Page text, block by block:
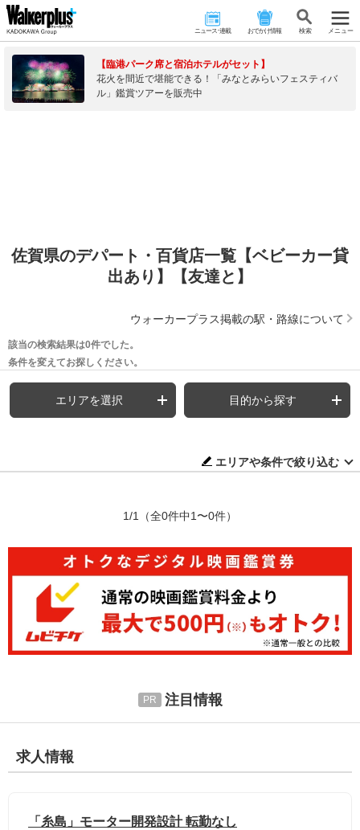
ニュース･連載 おでかけ情報 検 索 メニュー
【臨港パーク席と宿泊ホテルがセット】
花火を間近で堪能できる！「みなとみらいフェスティバ
ル」鑑賞ツアーを販売中
佐賀県のデパート・百貨店一覧【ベビーカー貸
出あり】【友達と】
ウォーカープラス掲載の駅・路線について
該当の検索結果は0件でした。
条件を変えてお探しください。
エリアを選択 目的から探す
エリアや条件で絞り込む
1/1 （全0件中1〜0件）
注目情報
求人情報
「糸島」モーター開発設計 転勤なし